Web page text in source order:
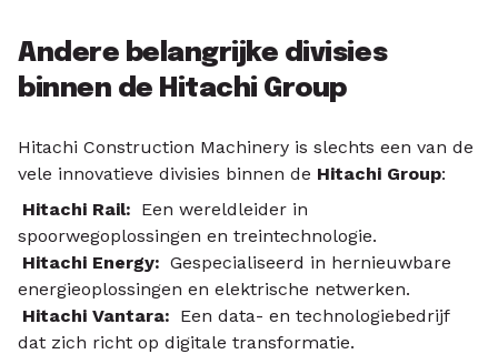
Andere belangrijke divisies
binnen de Hitachi Group
Hitachi Construction Machinery is slechts een van de
vele innovatieve divisies binnen de Hitachi Group:
Hitachi Rail: Een wereldleider in
spoorwegoplossingen en treintechnologie.
Hitachi Energy: Gespecialiseerd in hernieuwbare
energieoplossingen en elektrische netwerken.
Hitachi Vantara: Een data- en technologiebedrijf
dat zich richt op digitale transformatie.